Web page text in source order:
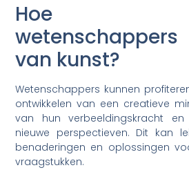
Hoe
van kunst?
Wetenschappers kunnen
ontwikkelen van een creatieve
van hun verbeeldingskracht
nieuwe perspectieven. Dit kan
benaderingen en oplossingen
vraagstukken.